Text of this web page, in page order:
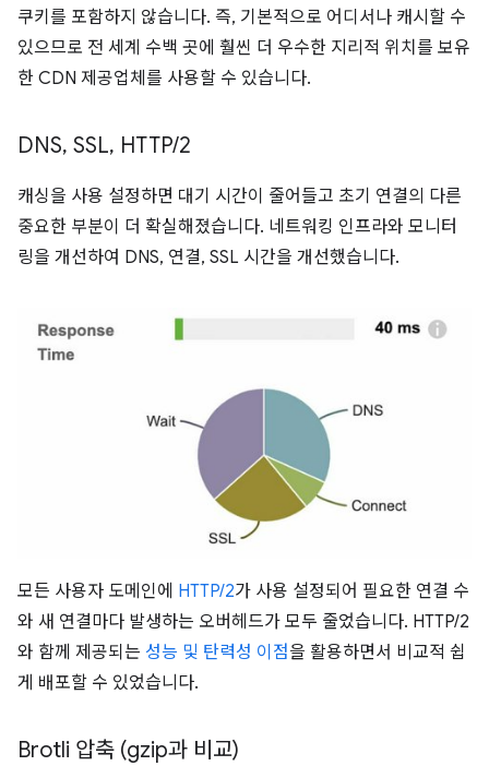
쿠키를 포함하지 않습니다. 즉, 기본적으로 어디서나 캐시할 수
있으므로 전 세계 수백 곳에 훨씬 더 우수한 지리적 위치를 보유
한 CDN 제공업체를 사용할 수 있습니다.
DNS, SSL, HTTP/2
캐싱을 사용 설정하면 대기 시간이 줄어들고 초기 연결의 다른
중요한 부분이 더 확실해졌습니다. 네트워킹 인프라와 모니터
링을 개선하여 DNS, 연결, SSL 시간을 개선했습니다.
모든 사용자 도메인에 HTTP/2가 사용 설정되어 필요한 연결 수
와 새 연결마다 발생하는 오버헤드가 모두 줄었습니다. HTTP/2
와 함께 제공되는 성능 및 탄력성 이점을 활용하면서 비교적 쉽
게 배포할 수 있었습니다.
Brotli 압축 (gzip과 비교)